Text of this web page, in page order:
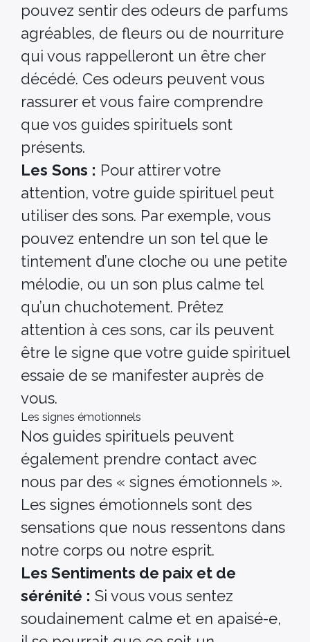
pouvez sentir des odeurs de parfums
agréables, de fleurs ou de nourriture
qui vous rappelleront un être cher
décédé. Ces odeurs peuvent vous
rassurer et vous faire comprendre
que vos guides spirituels sont
présents.
Les Sons : Pour attirer votre
attention, votre guide spirituel peut
utiliser des sons. Par exemple, vous
pouvez entendre un son tel que le
tintement d’une cloche ou une petite
mélodie, ou un son plus calme tel
qu’un chuchotement. Prêtez
attention à ces sons, car ils peuvent
être le signe que votre guide spirituel
essaie de se manifester auprès de
vous.
Les signes émotionnels
Nos guides spirituels peuvent
également prendre contact avec
nous par des « signes émotionnels ».
Les signes émotionnels sont des
sensations que nous ressentons dans
notre corps ou notre esprit.
Les Sentiments de paix et de
sérénité : Si vous vous sentez
soudainement calme et en apaisé-e,